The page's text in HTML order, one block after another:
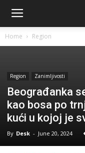
Home Region
Region Zanimljivosti
Beograđanka
kao bosa po
kući u kojoj je
By Desk - June 20, 2024